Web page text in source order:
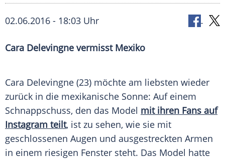
02.06.2016 - 18:03 Uhr
Cara Delevingne vermisst Mexiko
Cara Delevingne (23) möchte am liebsten wieder
zurück in die mexikanische Sonne: Auf einem
Schnappschuss, den das Model mit ihren Fans auf
Instagram teilt, ist zu sehen, wie sie mit
geschlossenen Augen und ausgestreckten Armen
in einem riesigen Fenster steht. Das Model hatte